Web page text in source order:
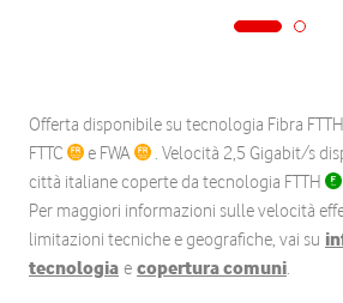
Offerta disponibile su tecnologia Fibra FTTH
FTTC
e FWA
. Velocità 2,5 Gigabit/s
città italiane coperte da tecnologia FTTH
Per maggiori informazioni sulle velocità
limitazioni tecniche e geografiche, vai su
tecnologia e copertura comuni.